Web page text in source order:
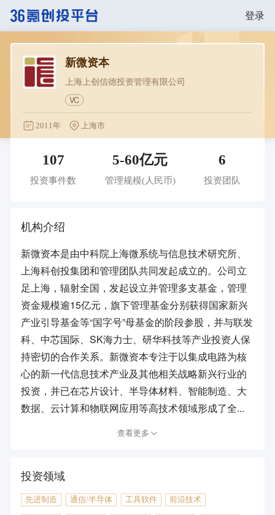
登录
新微资本
上海上创信德投资管理有限公司
VC
2011年 上海市
107
投资事件数
5-60亿元
管理规模(人民币)
6
投资团队
机构介绍
新微资本是由中科院上海微系统与信息技术研究所、
上海科创投集团和管理团队共同发起成立的。公司立
足上海，辐射全国，发起设立并管理多支基金，管理
资金规模逾15亿元，旗下管理基金分别获得国家新兴
产业引导基金等“国字号”母基金的阶段参股，并与联发
科、中芯国际、SK海力士、研华科技等产业投资人保
持密切的合作关系。新微资本专注于以集成电路为核
心的新一代信息技术产业及其他相关战略新兴行业的
投资，并已在芯片设计、半导体材料、智能制造、大
数据、云计算和物联网应用等高技术领域形成了全...
查看更多
投资领域
先进制造 通信/半导体 工具软件 前沿技术